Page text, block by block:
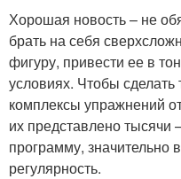
Хорошая новость – не
брать на себя
фигуру, привести ее в
условиях. Чтобы
комплексы упражнений
их представлено тысячи
программу, значительно
регулярность.